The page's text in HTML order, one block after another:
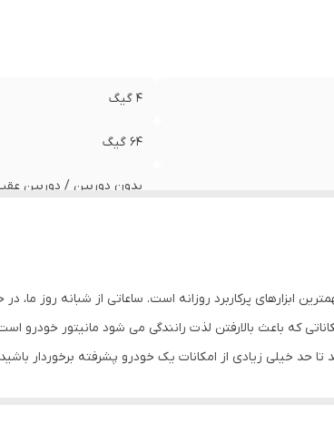
4 گیگ
64 گیگ
بدون دوربین / دوربین
ابزارهای پرکاربرد روزانه است. ساعاتی از شبانه روز
که باعث بالارفتن لذت رانندگی می شود مانیتور
تا حد خیلی زیادی از امکانات یک خودرو پشرفته برخوردار